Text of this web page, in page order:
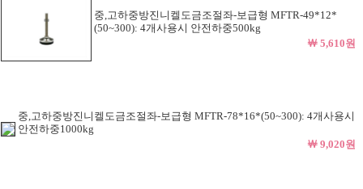
중,고하중방진니켈도금조절좌-보급형 MFTR-49*12*
(50~300): 4개사용시 안전하중500kg
￦ 5,610원
중,고하중방진니켈도금조절좌-보급형 MFTR-78*16*(50~300): 4개사용시
안전하중1000kg
￦ 9,020원